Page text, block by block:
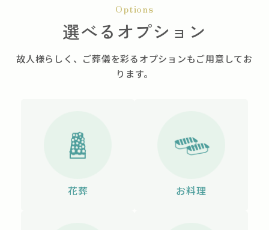
Options
選べるオプション
故人様らしく、ご葬儀を彩るオプションもご用意してお
ります。
花葬 お料理